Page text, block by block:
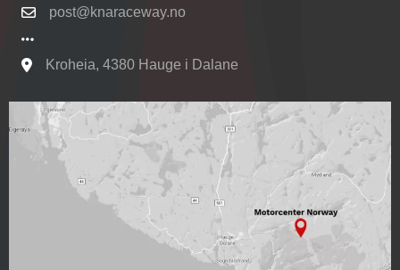
post@knaraceway.no
Se kart til Motorcenter Norway i Sokndal
Kroheia, 4380 Hauge i Dalane